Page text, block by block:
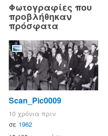
Φωτογραφίες που
προβλήθηκαν
πρόσφατα
Scan_Pic0009
10 χρόνια πριν
σε 1962